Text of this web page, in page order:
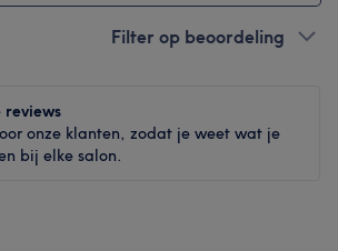
Filter op beoordeling
onze klanten, zodat je weet wat je
bij elke salon.